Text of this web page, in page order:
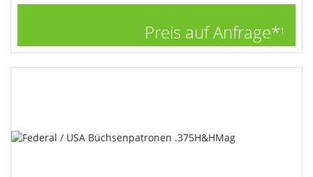
Preis auf Anfrage*1